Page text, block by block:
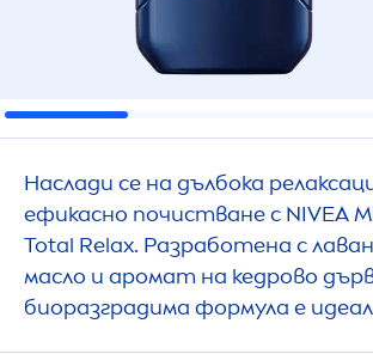
Наслади се на дълбока
ефикасно почистване с NIVEA
Total Relax. Разработена с
масло и аромат на кедрово
биоразградима формула е